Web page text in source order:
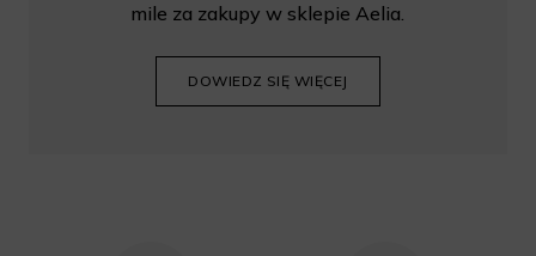
mile za zakupy w sklepie Aelia.
DOWIEDZ SIĘ WIĘCEJ